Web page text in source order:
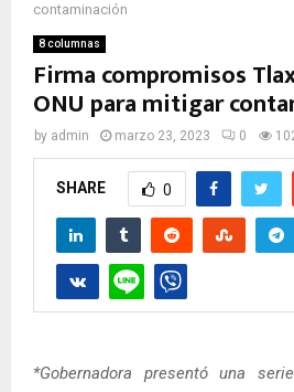
contaminación
8 columnas
Firma compromisos
ONU para mitigar
by admin marzo 23, 2023 0
SHARE 0
*Gobernadora presentó una